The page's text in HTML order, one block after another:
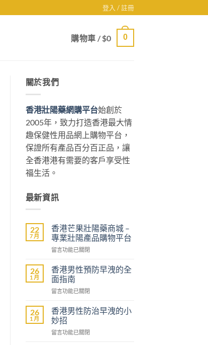
登入 / 註冊
購物車 /$0 0
關於我們
香港壯陽藥網購平台始創於
2005年，致力打造香港最大情
趣保健性用品網上購物平台，
保證所有產品百分百正品，讓
全香港港有需要的客戶享受性
福生活。
最新資訊
22
7 月
香港芒果壯陽藥商城 –
專業壯陽產品購物平台
在
港
芒
果
壯
藥
商
城
–
留言功能已關閉
26
1 月
香港男性預防早洩的全
面指南
在
港
男
性
預
留言功能已關閉
26
1 月
香港男性防治早洩的小
妙招
在
留言功能已關閉